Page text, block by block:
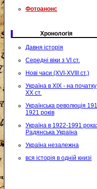
Фотоанонс
Хронологія
Давня історія
Середні віки з VI ст.
Нові часи (XVI-XVIII ст.)
Україна в XIX - на початку
XX ст.
Українська революція
1921 років
Україна в 1922-1991
Радянська Україна
Україна незалежна
вся історія в одній книзі